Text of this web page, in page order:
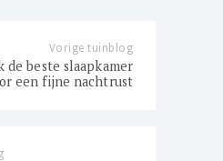
Vorige tuinblog
de beste slaapkamer
een fijne nachtrust